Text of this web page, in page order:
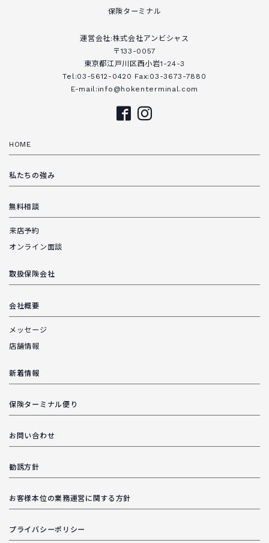
保険ターミナル
運営会社:株式会社アンビシャス
〒133-0057
東京都江戸川区西小岩1-24-3
Tel:03-5612-0420 Fax:03-3673-7880
E-mail:info@hokenterminal.com
HOME
私たちの強み
無料相談
来店予約
オンライン面談
取扱保険会社
会社概要
メッセージ
店舗情報
新着情報
保険ターミナル便り
お問い合わせ
勧誘方針
お客様本位の業務運営に関する方針
プライバシーポリシー